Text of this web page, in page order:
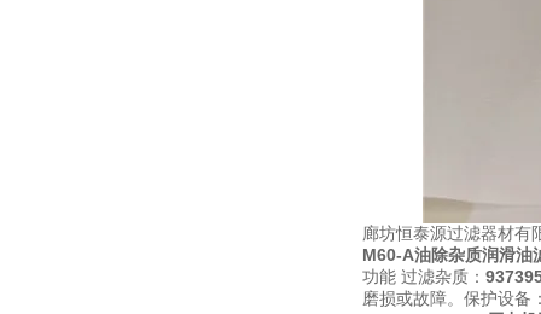
廊坊恒泰源过滤器材有
M60-A油除杂质润滑油
功能 过滤杂质：
磨损或故障。保护设备